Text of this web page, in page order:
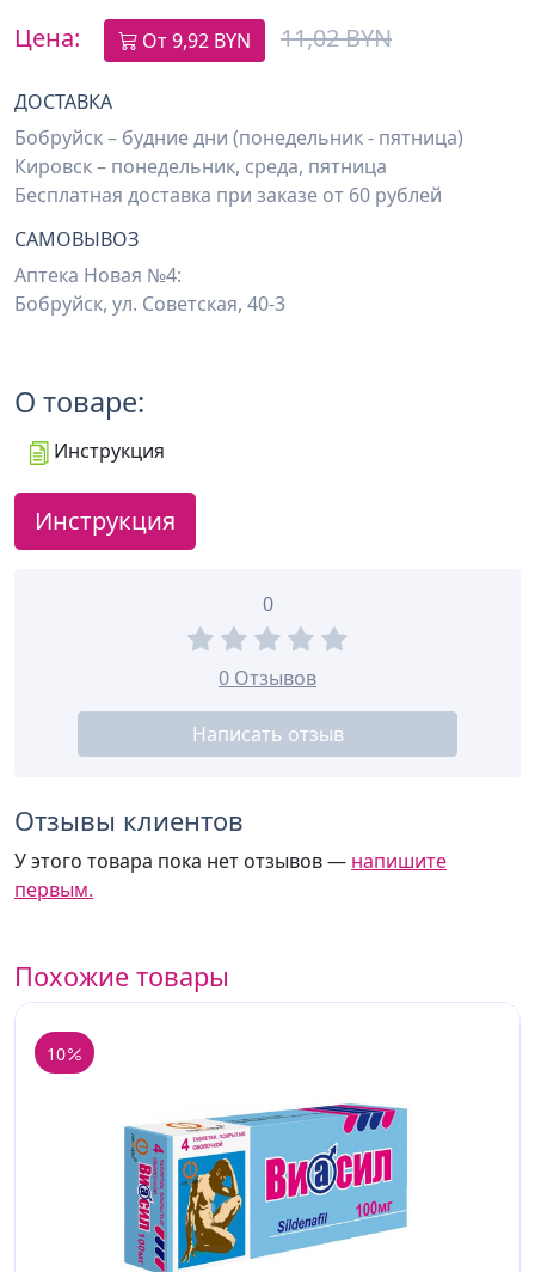
Цена: От9,92 BYN 11,02 BYN
ДОСТАВКА
Бобруйск – будние дни (понедельник - пятница)
Кировск – понедельник, среда, пятница
Бесплатная доставка при заказе от 60 рублей
САМОВЫВОЗ
Аптека Новая №4:
Бобруйск, ул. Советская, 40-3
О товаре:
Инструкция
Инструкция
0
0 Отзывов
Написать отзыв
Отзывы клиентов
У этого товара пока нет отзывов — напишите
первым.
Похожие товары
10